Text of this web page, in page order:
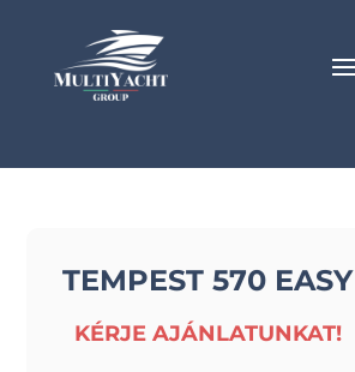
TEMPEST 570 EASY
KÉRJE AJÁNLATUNKAT!